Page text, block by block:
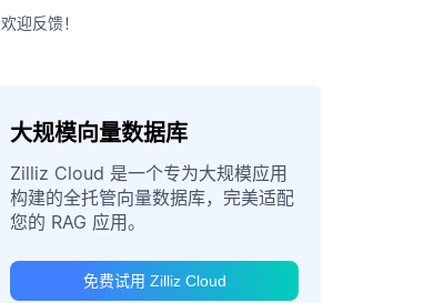
欢迎反馈！
大规模向量数据库
Zilliz Cloud 是一个专为大规模应用
构建的全托管向量数据库，完美适配
您的 RAG 应用。
免费试用 Zilliz Cloud